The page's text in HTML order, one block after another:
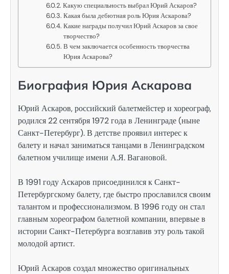
Какую специальность выбрал Юрий Аскаров?
Какая была дебютная роль Юрия Аскарова?
Какие награды получил Юрий Аскаров за свое
творчество?
В чем заключается особенность творчества
Юрия Аскарова?
Биография Юрия Аскарова
Юрий Аскаров, российский балетмейстер и хореограф,
родился 22 сентября 1972 года в Ленинграде (ныне
Санкт-Петербург). В детстве проявил интерес к
балету и начал заниматься танцами в Ленинградском
балетном училище имени А.Я. Вагановой.
В 1991 году Аскаров присоединился к Санкт-
Петербургскому балету, где быстро прославился своим
талантом и профессионализмом. В 1996 году он стал
главным хореографом балетной компании, впервые в
истории Санкт-Петербурга возглавив эту роль такой
молодой артист.
Юрий Аскаров создал множество оригинальных